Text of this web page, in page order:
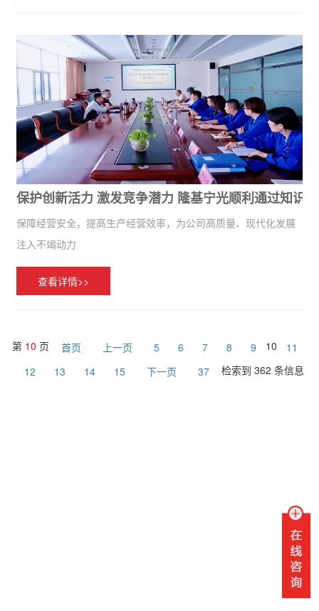
保护创新活力 激发竞争潜力 隆基宁光顺利通过知识
保障经营安全，提高生产经营效率，为公司高质量、现代化发展
注入不竭动力
查看详情>>
第 10 页 首页 上一页 5 6 7 8 9 10
11
12
13 14 15 下一页 37 检索到 362 条信息